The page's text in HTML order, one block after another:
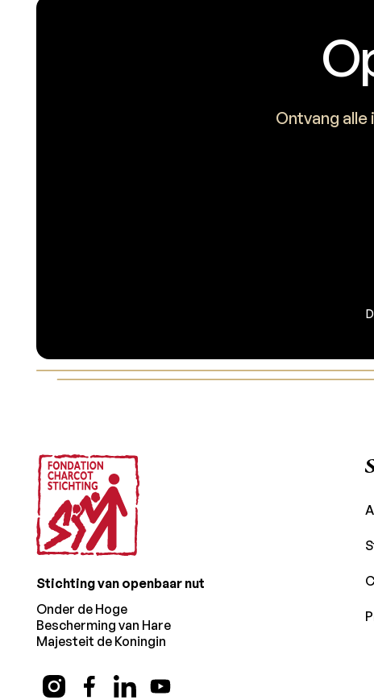
Ontvang
Voettekst
Stichting van openbaar nut
Onder de Hoge
Bescherming van Hare
Majesteit de Koningin